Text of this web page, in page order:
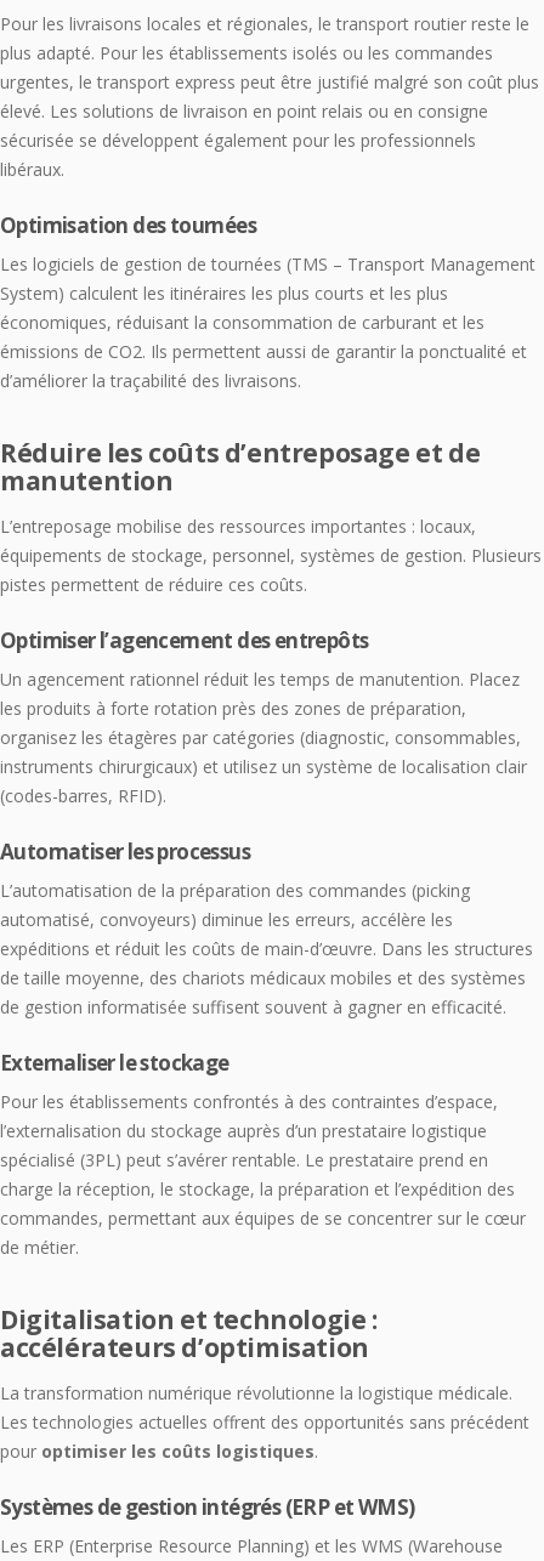
Pour les livraisons locales et régionales, le transport routier reste le
plus adapté. Pour les établissements isolés ou les commandes
urgentes, le transport express peut être justifié malgré son coût plus
élevé. Les solutions de livraison en point relais ou en consigne
sécurisée se développent également pour les professionnels
libéraux.
Optimisation des tournées
Les logiciels de gestion de tournées (TMS – Transport Management
System) calculent les itinéraires les plus courts et les plus
économiques, réduisant la consommation de carburant et les
émissions de CO2. Ils permettent aussi de garantir la ponctualité et
d’améliorer la traçabilité des livraisons.
Réduire les coûts d’entreposage et de
manutention
L’entreposage mobilise des ressources importantes : locaux,
équipements de stockage, personnel, systèmes de gestion. Plusieurs
pistes permettent de réduire ces coûts.
Optimiser l’agencement des entrepôts
Un agencement rationnel réduit les temps de manutention. Placez
les produits à forte rotation près des zones de préparation,
organisez les étagères par catégories (diagnostic, consommables,
instruments chirurgicaux) et utilisez un système de localisation clair
(codes-barres, RFID).
Automatiser les processus
L’automatisation de la préparation des commandes (picking
automatisé, convoyeurs) diminue les erreurs, accélère les
expéditions et réduit les coûts de main-d’œuvre. Dans les structures
de taille moyenne, des chariots médicaux mobiles et des systèmes
de gestion informatisée suffisent souvent à gagner en efficacité.
Externaliser le stockage
Pour les établissements confrontés à des contraintes d’espace,
l’externalisation du stockage auprès d’un prestataire logistique
spécialisé (3PL) peut s’avérer rentable. Le prestataire prend en
charge la réception, le stockage, la préparation et l’expédition des
commandes, permettant aux équipes de se concentrer sur le cœur
de métier.
Digitalisation et technologie :
accélérateurs d’optimisation
La transformation numérique révolutionne la logistique médicale.
Les technologies actuelles offrent des opportunités sans précédent
pour optimiser les coûts logistiques.
Systèmes de gestion intégrés (ERP et WMS)
Les ERP (Enterprise Resource Planning) et les WMS (Warehouse